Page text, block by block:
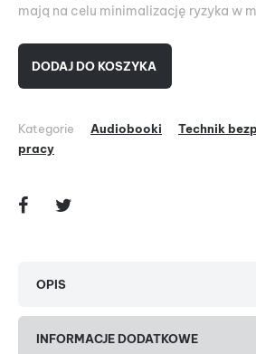
mają na celu minimalizację ryzyka w
DODAJ DO KOSZYKA
Kategorie Audiobooki
Technik
pracy
OPIS
INFORMACJE DODATKOWE